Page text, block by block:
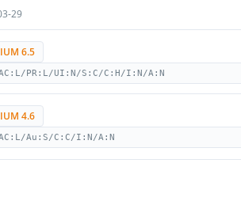
29
6.5
PR:L/UI:N/S:C/C:H/I:N/A:N
4.6
Au:S/C:C/I:N/A:N